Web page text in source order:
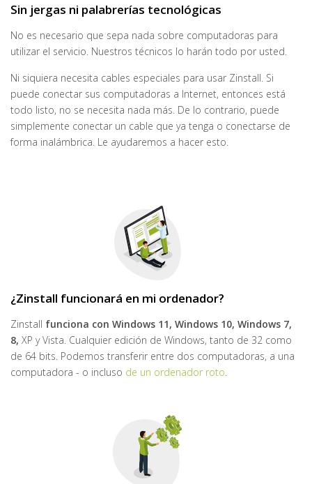
Sin jergas ni palabrerías tecnológicas
No es necesario que sepa nada sobre computadoras para
utilizar el servicio. Nuestros técnicos lo harán todo por usted.
Ni siquiera necesita cables especiales para usar Zinstall. Si
puede conectar sus computadoras a Internet, entonces está
todo listo, no se necesita nada más. De lo contrario, puede
simplemente conectar un cable que ya tenga o conectarse de
forma inalámbrica. Le ayudaremos a hacer esto.
¿Zinstall funcionará en mi ordenador?
Zinstall funciona con Windows 11, Windows 10, Windows 7,
8, XP y Vista. Cualquier edición de Windows, tanto de 32 como
de 64 bits. Podemos transferir entre dos computadoras, a una
computadora - o incluso de un ordenador roto